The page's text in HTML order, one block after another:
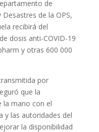
de
de la OPS,
recibirá del
dosis anti-COVID-19
y otras 600 000
por
que la
la mano con el
y las autoridades del
la disponibilidad